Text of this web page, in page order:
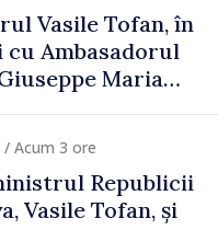
Vasile Tofan, în
Ambasadorul
Maria
/ Acum 3 ore
Republicii
Vasile Tofan, și